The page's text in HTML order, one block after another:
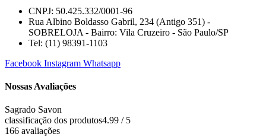
CNPJ: 50.425.332/0001-96
Rua Albino Boldasso Gabril, 234 (Antigo 351) -
SOBRELOJA - Bairro: Vila Cruzeiro - São Paulo/SP
​​​​​​​​​​​​​​​​​​​​Tel: (11) 98391-1103
Facebook Instagram Whatsapp
Nossas Avaliações
Sagrado Savon
classificação dos produtos4.99 / 5
166 avaliações